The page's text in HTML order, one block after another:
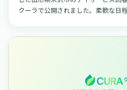
クーラで公開されました。柔軟な日